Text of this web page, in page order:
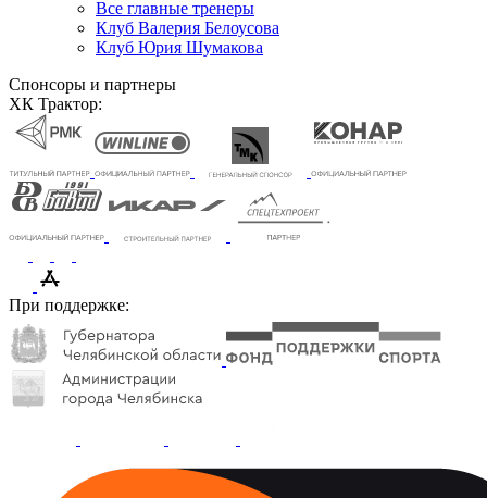
Все главные тренеры
Клуб Валерия Белоусова
Клуб Юрия Шумакова
Спонсоры и партнеры
ХК Трактор:
При поддержке: